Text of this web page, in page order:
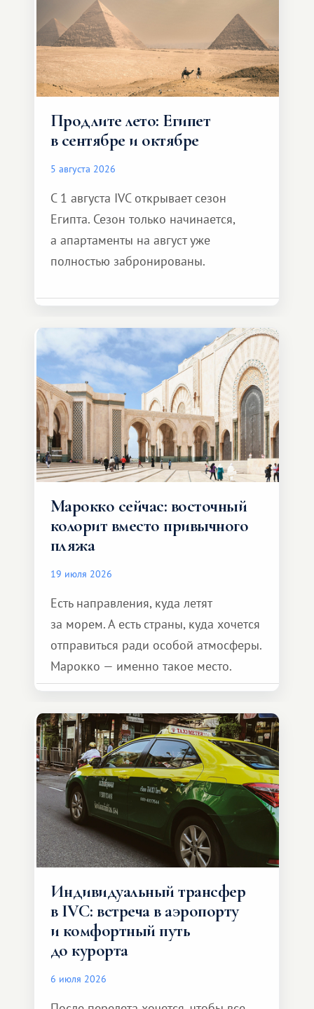
Продлите лето: Египет
в сентябре и октябре
5 августа 2026
С 1 августа IVC открывает сезон
Египта. Сезон только начинается,
а апартаменты на август уже
полностью забронированы.
Марокко сейчас: восточный
колорит вместо привычного
пляжа
19 июля 2026
Есть направления, куда летят
за морем. А есть страны, куда хочется
отправиться ради особой атмосферы.
Марокко — именно такое место.
Индивидуальный трансфер
в IVC: встреча в аэропорту
и комфортный путь
до курорта
6 июля 2026